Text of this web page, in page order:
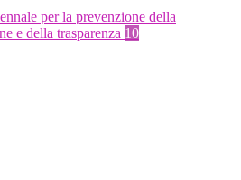
per la prevenzione della
e della trasparenza 10